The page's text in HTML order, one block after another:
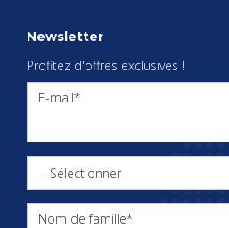
News­let­ter
Pro­fi­tez d'offres exclu­sives !
E-mail
Nom de famille